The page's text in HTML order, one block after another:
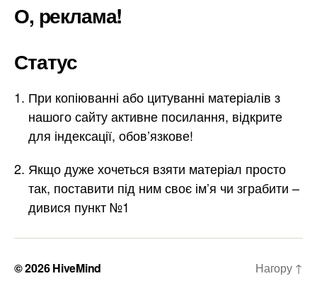
О, реклама!
Статус
При копіюванні або цитуванні матеріалів з
нашого сайту активне посилання, відкрите
для індексації, обов’язкове!
Якщо дуже хочеться взяти матеріал просто
так, поставити під ним своє ім’я чи зграбити –
дивися пункт №1
© 2026HiveMind Нагору ↑